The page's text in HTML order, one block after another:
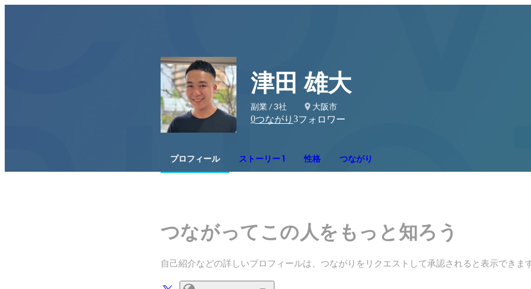
津田 雄大
副業 / 3社
大阪市
0つながり 3フォロワー
プロフィール ストーリー 1 性格 つながり
つながってこの人をもっと知ろう
自己紹介などの詳しいプロフィールは、つながりをリクエストして承認されると表示できま